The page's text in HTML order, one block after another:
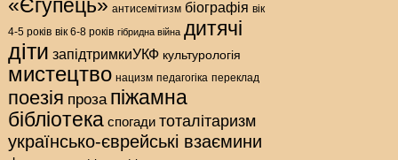
«Єгупець» антисемітизм біографія вік
4-5 років вік 6-8 років гібридна війна дитячі
діти запідтримкиУКФ культурологія
мистецтво нацизм педагогіка переклад
поезія проза піжамна
бібліотека спогади тоталітаризм
українсько-єврейські взаємини